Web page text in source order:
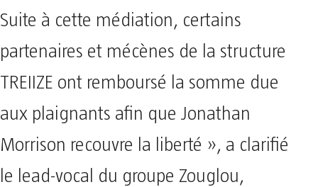
Suite à cette médiation, certains
partenaires et mécènes de la structure
TREIIZE ont remboursé la somme due
aux plaignants afin que Jonathan
Morrison recouvre la liberté », a clarifié
le lead-vocal du groupe Zouglou,